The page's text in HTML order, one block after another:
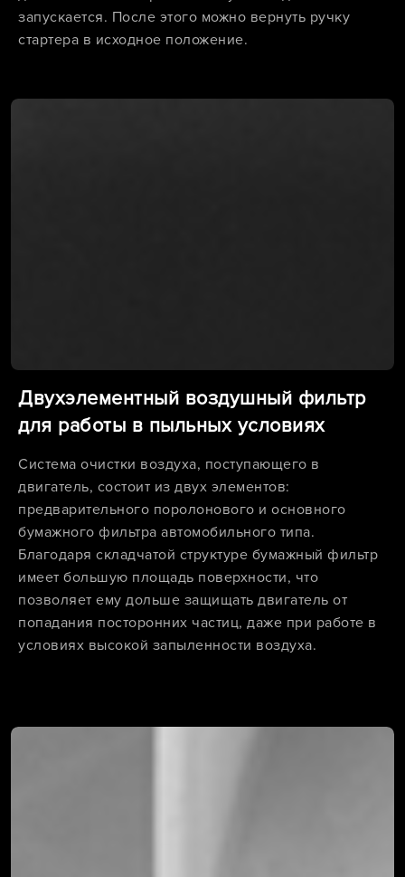
запускается. После этого можно вернуть ручку
стартера в исходное положение.
Двухэлементный воздушный фильтр
для работы в пыльных условиях
Система очистки воздуха, поступающего в
двигатель, состоит из двух элементов:
предварительного поролонового и основного
бумажного фильтра автомобильного типа.
Благодаря складчатой структуре бумажный фильтр
имеет большую площадь поверхности, что
позволяет ему дольше защищать двигатель от
попадания посторонних частиц, даже при работе в
условиях высокой запыленности воздуха.